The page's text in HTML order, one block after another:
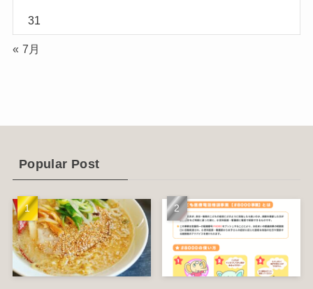
(2)
(4)
(5)
31
« 7月
Popular Post